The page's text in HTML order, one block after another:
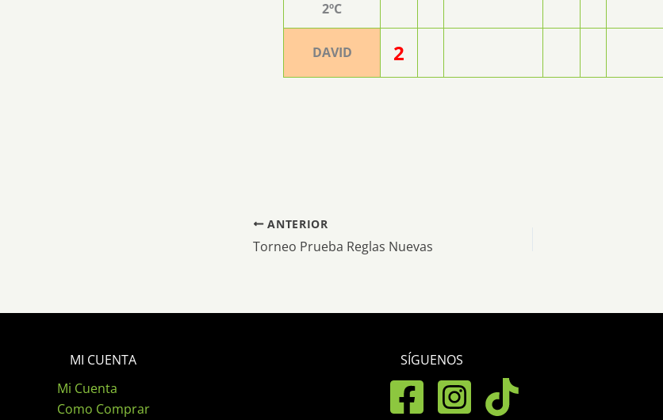
2ºC
DAVID 2
ANTERIOR
Torneo Prueba Reglas Nuevas
MI CUENTA
Mi Cuenta
Como Comprar
SÍGUENOS